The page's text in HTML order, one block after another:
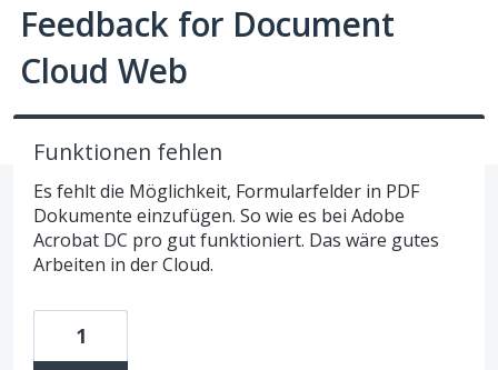
Feedback for Document
Cloud Web
Funktionen fehlen
Es fehlt die Möglichkeit, Formularfelder in PDF
Dokumente einzufügen. So wie es bei Adobe
Acrobat DC pro gut funktioniert. Das wäre gutes
Arbeiten in der Cloud.
1